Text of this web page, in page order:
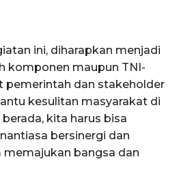
ini, diharapkan menjadi
komponen maupun TNI-
pemerintah dan stakeholder
kesulitan masyarakat di
kita harus bisa
bersinergi dan
bangsa dan